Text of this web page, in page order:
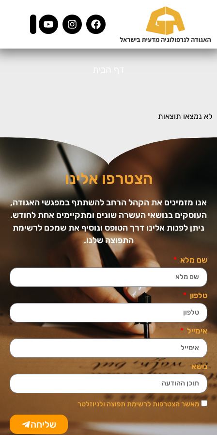
לא נמצאו תוצאות
הצטרפו אלינו
אנו מזמינים את הקהל הרחב להשתתף במפגשי האגודה,
העוסקים בנושאי העשרה שונים ומתקיימים אחת לחודש.
ניתן לפנות אלינו דרך הטופס ונוסיף את שמכם לרשימת
התפוצה שלנו.
שם מלא
טלפון
אימייל
נושא
מאשר הצטרפות לרשימת תפוצה ולניוזלטר
שליחה